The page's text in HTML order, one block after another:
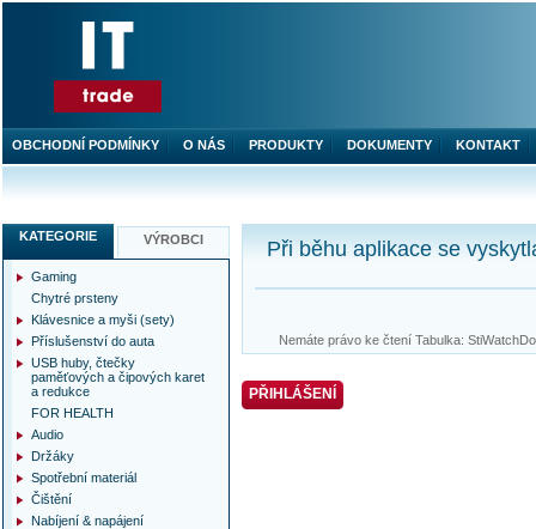
Při běhu aplikace se
Nemáte právo ke čtení Tabulka:
PŘIHLÁŠENÍ
KATEGORIE VÝROBCI
Gaming
Chytré prsteny
Klávesnice a myši (sety)
Příslušenství do auta
USB huby, čtečky
paměťových a čipových karet
a redukce
FOR HEALTH
Audio
Držáky
Spotřební materiál
Čištění
Nabíjení & napájení
OBCHODNÍ PODMÍNKY O NÁS PRODUKTY DOKUMENTY KONTAKT